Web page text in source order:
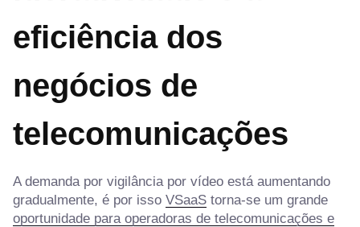
eficiência dos
negócios de
telecomunicações
A demanda por vigilância por vídeo está aumentando
gradualmente, é por isso VSaaS torna-se um grande
oportunidade para operadoras de telecomunicações e